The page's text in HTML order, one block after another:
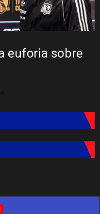
de Vozinha en
Estadio y